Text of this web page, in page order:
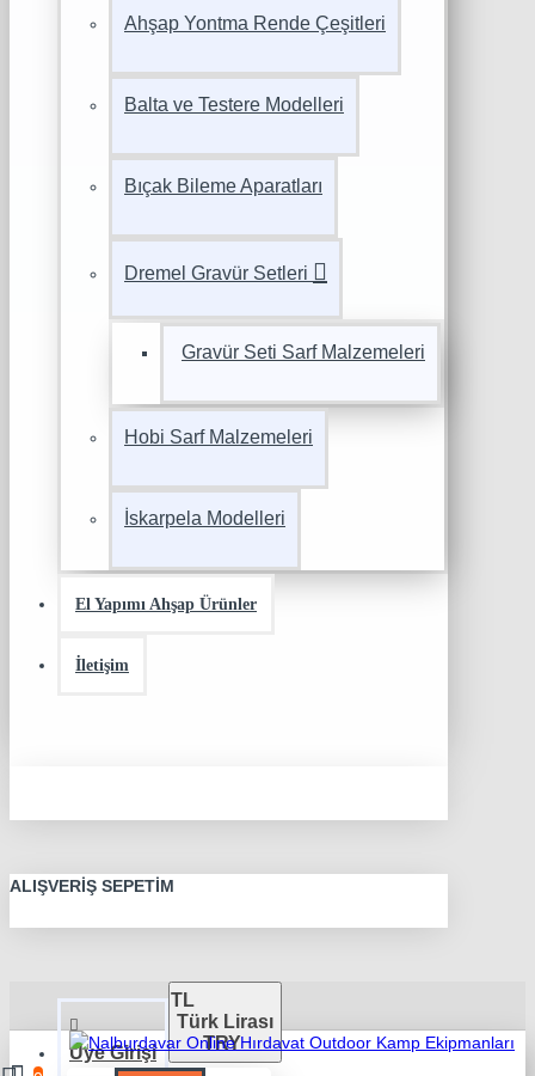
Ahşap Yontma Rende Çeşitleri
Balta ve Testere Modelleri
Bıçak Bileme Aparatları
Dremel Gravür Setleri
Gravür Seti Sarf Malzemeleri
Hobi Sarf Malzemeleri
İskarpela Modelleri
El Yapımı Ahşap Ürünler
İletişim
ALIŞVERIŞ SEPETIM
Üye Girişi
TL
Türk Lirası
TRY